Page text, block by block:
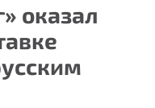
оказал